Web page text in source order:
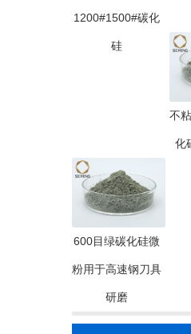
1200#1500#碳化
硅
不
化
600目绿碳化硅微
粉用于高速钢刀具
研磨